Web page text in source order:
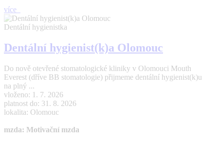
více
Dentální hygienistka
Dentální hygienist(k)a Olomouc
Do nově otevřené stomatologické kliniky v Olomouci Mouth
Everest (dříve BB stomatologie) přijmeme dentální hygienist(k)u
na plný ...
vloženo: 1. 7. 2026
platnost do: 31. 8. 2026
lokalita: Olomouc
mzda: Motivační mzda